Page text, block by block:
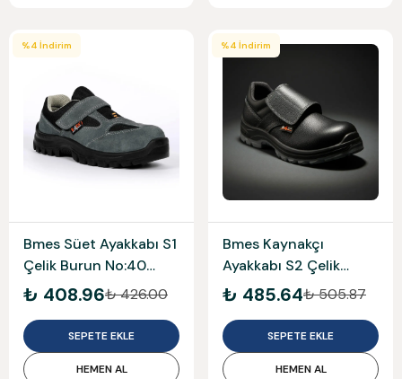
%4 İndirim
Bmes Süet Ayakkabı S1
Çelik Burun No:40
1453
₺ 408.96₺ 426.00
SEPETE EKLE
HEMEN AL
%4 İndirim
Bmes Kaynakçı
Ayakkabı S2 Çelik
Burun No:44 571K
₺ 485.64₺ 505.87
SEPETE EKLE
HEMEN AL